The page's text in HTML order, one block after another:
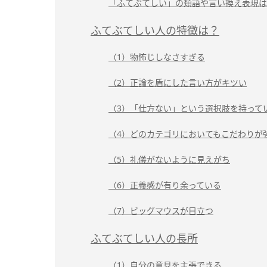
「ふてぶてしい」の類語や言い換え表現
ふてぶてしい人の特徴は？
（1）物怖じしなさすぎる
（2）正論を盾にした言い方がキツい
（3）「仕方ない」という選択肢を持って
（4）どのカテゴリにおいてもこだわりが
（5）礼儀がないように見えがち
（6）正義感が有り余っている
（7）ビッグマウスが目立つ
ふてぶてしい人の長所